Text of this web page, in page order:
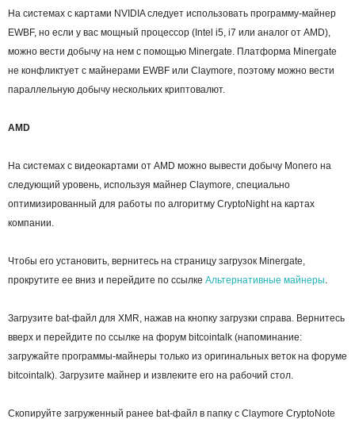
На системах с картами NVIDIA следует использовать программу-майнер
EWBF, но если у вас мощный процессор (Intel i5, i7 или аналог от AMD),
можно вести добычу на нем с помощью Minergate. Платформа Minergate
не конфликтует с майнерами EWBF или Claymore, поэтому можно вести
параллельную добычу нескольких криптовалют.
AMD
На системах с видеокартами от AMD можно вывести добычу Monero на
следующий уровень, используя майнер Claymore, специально
оптимизированный для работы по алгоритму CryptoNight на картах
компании.
Чтобы его установить, вернитесь на страницу загрузок Minergate,
прокрутите ее вниз и перейдите по ссылке Альтернативные майнеры.
Загрузите bat-файл для XMR, нажав на кнопку загрузки справа. Вернитесь
вверх и перейдите по ссылке на форум bitcointalk (напоминание:
загружайте программы-майнеры только из оригинальных веток на форуме
bitcointalk). Загрузите майнер и извлеките его на рабочий стол.
Скопируйте загруженный ранее bat-файл в папку с Claymore CryptoNote